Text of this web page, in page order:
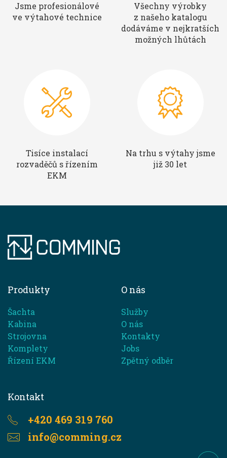
Jsme profesionálové
ve výtahové technice
Všechny výrobky
z našeho katalogu
dodáváme v nejkratších
možných lhůtách
Tisíce instalací
rozvaděčů s řízením
EKM
Na trhu s výtahy jsme
již 30 let
Produkty
Šachta
Kabina
Strojovna
Komplety
Řízení EKM
O nás
Služby
O nás
Kontakty
Jobs
Zpětný odběr
Kontakt
+420 469 319 760
info@comming.cz